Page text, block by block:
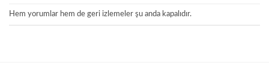
Hem yorumlar hem de geri izlemeler şu anda kapalıdır.